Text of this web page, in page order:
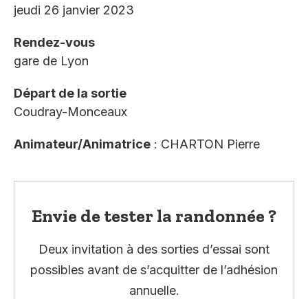
jeudi 26 janvier 2023
Rendez-vous
gare de Lyon
Départ de la sortie
Coudray-Monceaux
Animateur/Animatrice : CHARTON Pierre
Envie de tester la randonnée ?
Deux invitation à des sorties d’essai sont
possibles avant de s’acquitter de l’adhésion
annuelle.